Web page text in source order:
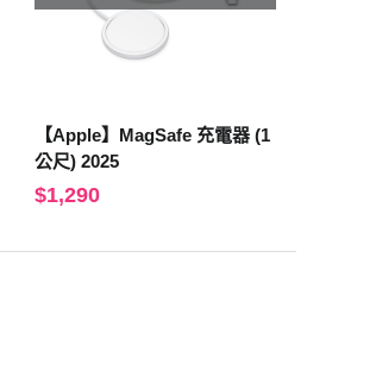
【Apple】MagSafe 充電器 (1
公尺) 2025
$1,290